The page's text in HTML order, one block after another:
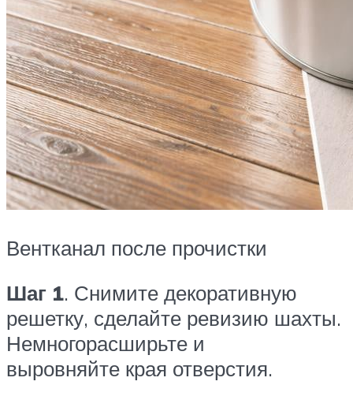
Вентканал после прочистки
Шаг 1. Снимите декоративную
решетку, сделайте ревизию шахты.
Немногорасширьте и
выровняйте края отверстия.